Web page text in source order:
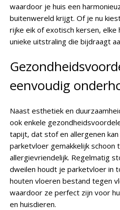
waardoor je huis een
buitenwereld krijgt. Of je nu
rijke eik of exotisch kersen,
unieke uitstraling die bijdraagt
eenvoudig
Naast esthetiek en
ook enkele
tapijt, dat stof en allergenen
parketvloer gemakkelijk schoon
allergievriendelijk. Regelmatig
dweilen houdt je parketvloer in
houten vloeren bestand tegen
waardoor ze perfect zijn voor
en huisdieren.